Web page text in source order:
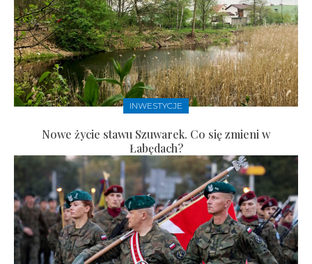
INWESTYCJE
Nowe życie stawu Szuwarek. Co się zmieni w
Łabędach?